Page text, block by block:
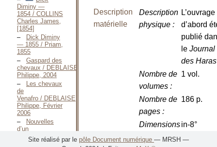
Diminy —
1854 / COLLINS
Charles James,
[1854]
Dick Diminy
— 1855 / Priam,
1855
Gaspard des
chevaux / DEBLAISE
Philippe, 2004
Les chevaux
de
Venafro / DEBLAISE
Philippe, Février
2006
Nouvelles
d’un
livre / DEBLAISE
Philippe, 2007
Description
matérielle
Description
physique:
L’ouvrage
d’abord
publié
le Journal
des
Nombre de
volumes:
1 vol.
Nombre de
pages:
186 p.
Dimensions
:
in-8°
Site réalisé par le pôle Document numérique — MRSH —